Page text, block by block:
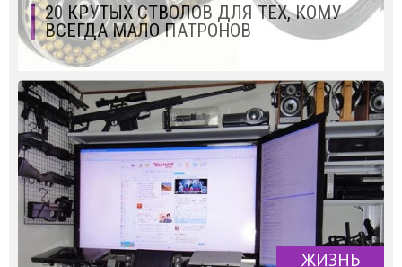
20 КРУТЫХ СТВОЛОВ ДЛЯ ТЕХ, КОМУ
ВСЕГДА МАЛО ПАТРОНОВ
ЖИЗНЬ